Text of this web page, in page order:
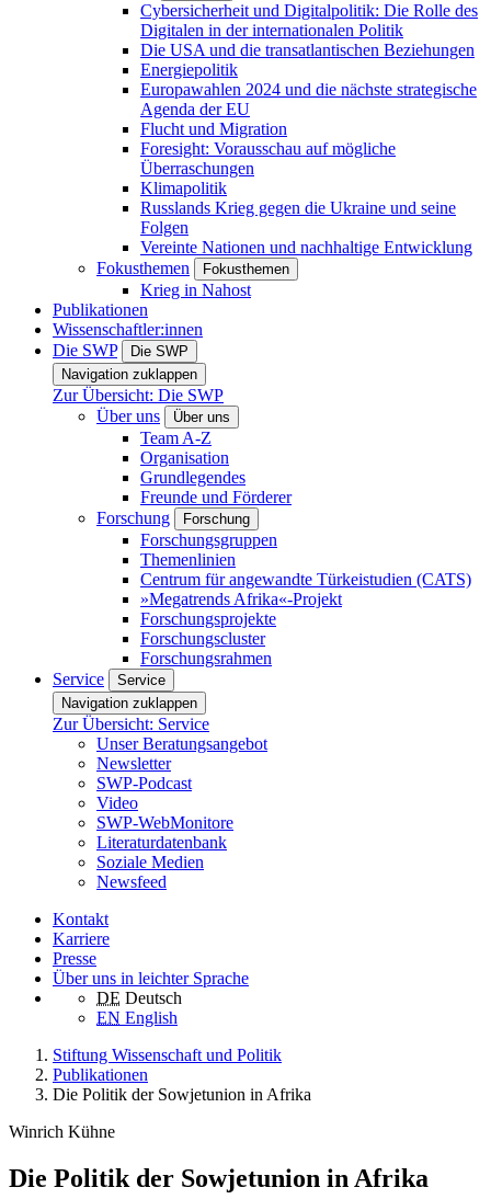
Cybersicherheit und Digitalpolitik: Die Rolle des
Digitalen in der internationalen Politik
Die USA und die transatlantischen Beziehungen
Energiepolitik
Europawahlen 2024 und die nächste strategische
Agenda der EU
Flucht und Migration
Foresight: Vorausschau auf mögliche
Überraschungen
Klimapolitik
Russlands Krieg gegen die Ukraine und seine
Folgen
Vereinte Nationen und nachhaltige Entwicklung
Fokusthemen
Fokusthemen
Krieg in Nahost
Publikationen
Wissenschaftler:innen
Die SWP
Die SWP
Navigation zuklappen
Zur Übersicht: Die SWP
Über uns
Über uns
Team A-Z
Organisation
Grundlegendes
Freunde und Förderer
Forschung
Forschung
Forschungsgruppen
Themenlinien
Centrum für angewandte Türkeistudien (CATS)
»Megatrends Afrika«-Projekt
Forschungsprojekte
Forschungscluster
Forschungsrahmen
Service
Service
Navigation zuklappen
Zur Übersicht: Service
Unser Beratungsangebot
Newsletter
SWP-Podcast
Video
SWP-WebMonitore
Literaturdatenbank
Soziale Medien
Newsfeed
Kontakt
Karriere
Presse
Über uns in leichter Sprache
DE Deutsch
EN English
Stiftung Wissenschaft und Politik
Publikationen
Die Politik der Sowjetunion in Afrika
Winrich Kühne
Die Politik der Sowjetunion in Afrika